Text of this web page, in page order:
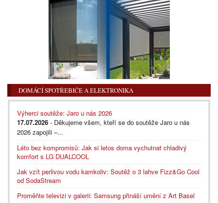
DOMÁCÍ SPOTŘEBIČE A ELEKTRONIKA
Výherci soutěže: Jaro u nás 2026
17.07.2026 - Děkujeme všem, kteří se do soutěže Jaro u nás
2026 zapojili –...
Léto bez kompromisů: Jak si letos doma vychutnat chladivý
komfort s LG DUALCOOL
Jak vzít perlivou vodu kamkoliv: Soutěž o 3 lahve Fizz&Go Cool
od SodaStream
Proměňte televizi v galerii: Samsung přináší umění z Art Basel